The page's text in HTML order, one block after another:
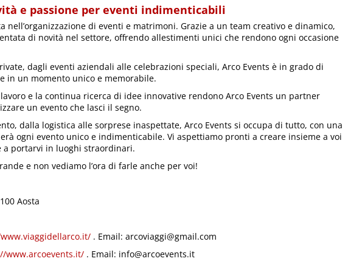
e passione per eventi indimenticabili
nell’organizzazione di eventi e matrimoni. Grazie a un team creativo e dinamico,
di novità nel settore, offrendo allestimenti unici che rendono ogni occasione
dagli eventi aziendali alle celebrazioni speciali, Arco Events è in grado di
in un momento unico e memorabile.
e la continua ricerca di idee innovative rendono Arco Events un partner
un evento che lasci il segno.
dalla logistica alle sorprese inaspettate, Arco Events si occupa di tutto, con una
ogni evento unico e indimenticabile. Vi aspettiamo pronti a creare insieme a voi
portarvi in luoghi straordinari.
e non vediamo l’ora di farle anche per voi!
Aosta
. Email: arcoviaggi@gmail.com
www.arcoevents.it/ . Email: info@arcoevents.it